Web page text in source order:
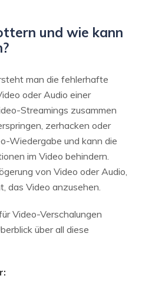
und wie kann
man die fehlerhafte
oder Audio einer
Streamings zusammen
zerhacken oder
Wiedergabe und kann die
im Video behindern.
von Video oder Audio,
das Video anzusehen.
Video-Verschalungen
über all diese